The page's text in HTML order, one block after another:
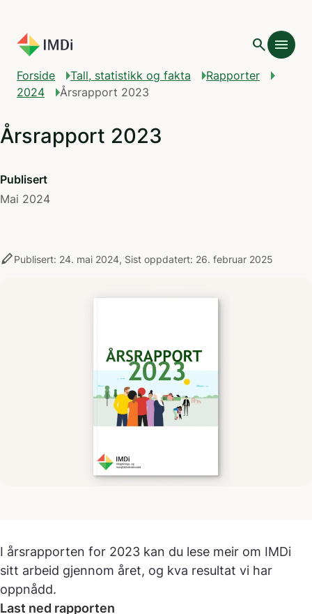
search menu
Forside Tall, statistikk og fakta
Rapporter
2024
Årsrapport 2023
Årsrapport 2023
Publisert
Mai 2024
stylusPublisert: 24. mai 2024, Sist oppdatert: 26. februar 2025
I årsrapporten for 2023 kan du lese meir om IMDi
sitt arbeid gjennom året, og kva resultat vi har
oppnådd.
Last ned rapporten